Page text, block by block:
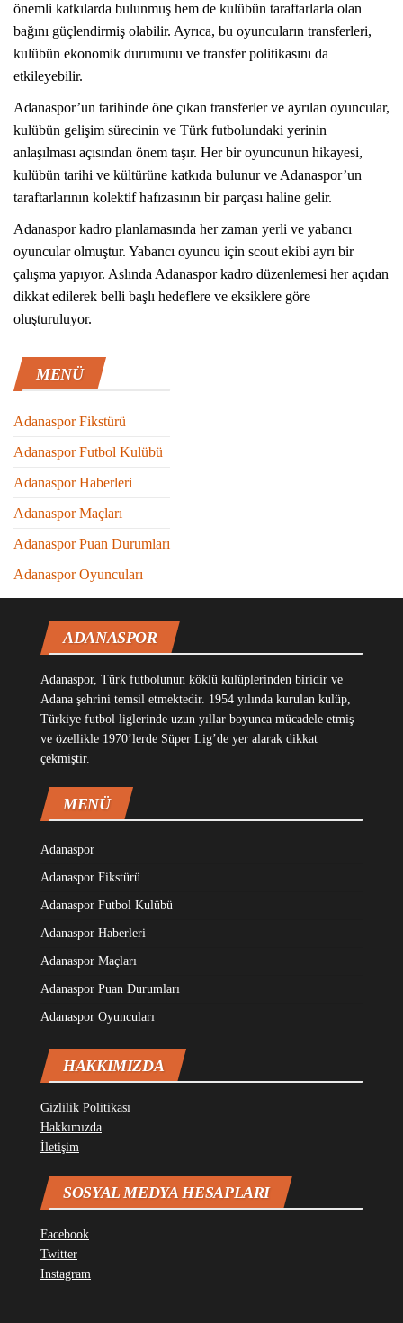
önemli katkılarda bulunmuş hem de kulübün taraftarlarla olan
bağını güçlendirmiş olabilir. Ayrıca, bu oyuncuların transferleri,
kulübün ekonomik durumunu ve transfer politikasını da
etkileyebilir.
Adanaspor’un tarihinde öne çıkan transferler ve ayrılan oyuncular,
kulübün gelişim sürecinin ve Türk futbolundaki yerinin
anlaşılması açısından önem taşır. Her bir oyuncunun hikayesi,
kulübün tarihi ve kültürüne katkıda bulunur ve Adanaspor’un
taraftarlarının kolektif hafızasının bir parçası haline gelir.
Adanaspor kadro planlamasında her zaman yerli ve yabancı
oyuncular olmuştur. Yabancı oyuncu için scout ekibi ayrı bir
çalışma yapıyor. Aslında Adanaspor kadro düzenlemesi her açıdan
dikkat edilerek belli başlı hedeflere ve eksiklere göre
oluşturuluyor.
MENÜ
Adanaspor Fikstürü
Adanaspor Futbol Kulübü
Adanaspor Haberleri
Adanaspor Maçları
Adanaspor Puan Durumları
Adanaspor Oyuncuları
ADANASPOR
Adanaspor, Türk futbolunun köklü kulüplerinden biridir ve
Adana şehrini temsil etmektedir. 1954 yılında kurulan kulüp,
Türkiye futbol liglerinde uzun yıllar boyunca mücadele etmiş
ve özellikle 1970’lerde Süper Lig’de yer alarak dikkat
çekmiştir.
MENÜ
Adanaspor
Adanaspor Fikstürü
Adanaspor Futbol Kulübü
Adanaspor Haberleri
Adanaspor Maçları
Adanaspor Puan Durumları
Adanaspor Oyuncuları
HAKKIMIZDA
Gizlilik Politikası
Hakkımızda
İletişim
SOSYAL MEDYA HESAPLARI
Facebook
Twitter
Instagram